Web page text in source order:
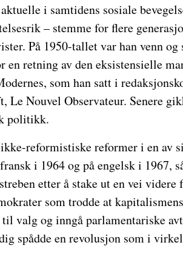
i samtidens sosiale
– stemme for flere
På 1950-tallet var han venn og
en retning av den eksistensielle
som han satt i
Le Nouvel Observateur. Senere
politikk.
reformistiske reformer i en av
i 1964 og på engelsk i 1967,
etter å stake ut en vei
som trodde at
valg og inngå parlamentariske
spådde en revolusjon som i